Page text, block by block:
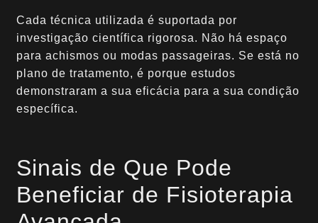
Cada técnica utilizada é suportada por
investigação científica rigorosa. Não há espaço
para achismos ou modas passageiras. Se está no
plano de tratamento, é porque estudos
demonstraram a sua eficácia para a sua condição
específica.
Sinais de Que Pode
Beneficiar de Fisioterapia